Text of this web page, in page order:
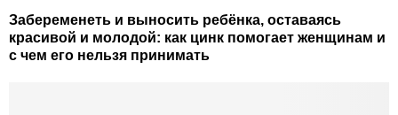
Забеременеть и выносить ребёнка, оставаясь
красивой и молодой: как цинк помогает женщинам и
с чем его нельзя принимать